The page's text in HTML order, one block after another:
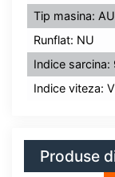
Tip masina:
Runflat: NU
Indice sarcina:
Indice viteza: V
Produse